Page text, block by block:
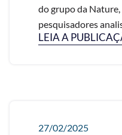
do grupo da
pesquisadores
LEIA A
27/02/2025